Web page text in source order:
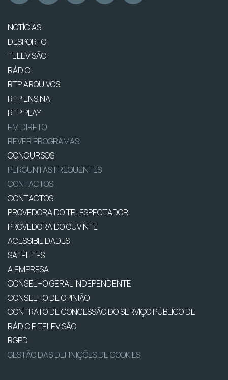
NOTÍCIAS
DESPORTO
TELEVISÃO
RÁDIO
RTP ARQUIVOS
RTP ENSINA
RTP PLAY
EM DIRETO
REVER PROGRAMAS
CONCURSOS
PERGUNTAS FREQUENTES
CONTACTOS
CONTACTOS
PROVEDORA DO TELESPECTADOR
PROVEDORA DO OUVINTE
ACESSIBILIDADES
SATÉLITES
A EMPRESA
CONSELHO GERAL INDEPENDENTE
CONSELHO DE OPINIÃO
CONTRATO DE CONCESSÃO DO SERVIÇO PÚBLICO DE
RÁDIO E TELEVISÃO
RGPD
GESTÃO DAS DEFINIÇÕES DE COOKIES